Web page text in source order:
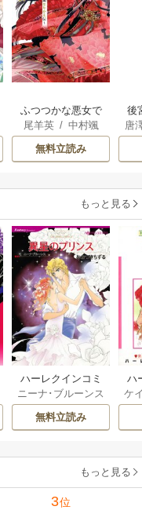
ふつつかな悪女で
はございますが ～
雛宮蝶鼠とりかえ
伝～
尾羊英/ 中村颯
希
/ ゆき哉
無料立読み
後
は
唐
もっと見る
ハーレクインコミ
ックス セット 202
6年 vol.1063 1巻
ニーナ･ブルーンス
/おおつきちずる/
レベッカ･ヨーク
ーディ/海野みつる
サラ･ウッド/流
水凛子
無料立読み
ハ
ッ
ケ
/
ザ
もっと見る
3位